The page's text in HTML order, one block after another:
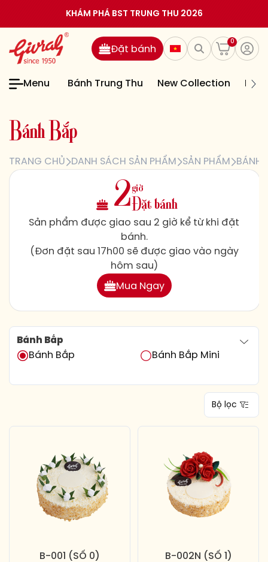
KHÁM PHÁ BST TRUNG THU 2026
0
Đặt bánh
Menu Bánh Trung Thu New Collection
Bánh Bắp
TRANG CHỦ DANH SÁCH SẢN PHẨM SẢN PHẨM BÁNH
2giờ
Đặt bánh
Sản phẩm được giao sau 2 giờ kể từ khi đặt
bánh.
(Đơn đặt sau 17h00 sẽ được giao vào ngày
hôm sau)
Mua Ngay
Bánh Bắp
Bánh Bắp Bánh Bắp Mini
Bộ lọc
B-001 (SỐ 0) B-002N (SỐ 1)